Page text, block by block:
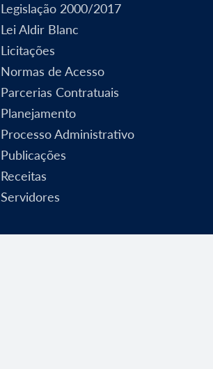
Legislação 2000/2017
Lei Aldir Blanc
Licitações
Normas de Acesso
Parcerias Contratuais
Planejamento
Processo Administrativo
Publicações
Receitas
Servidores